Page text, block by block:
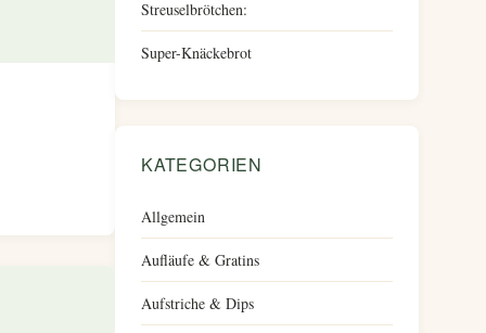
Streuselbrötchen:
Super-Knäckebrot
KATEGORIEN
Allgemein
Aufläufe & Gratins
Aufstriche & Dips